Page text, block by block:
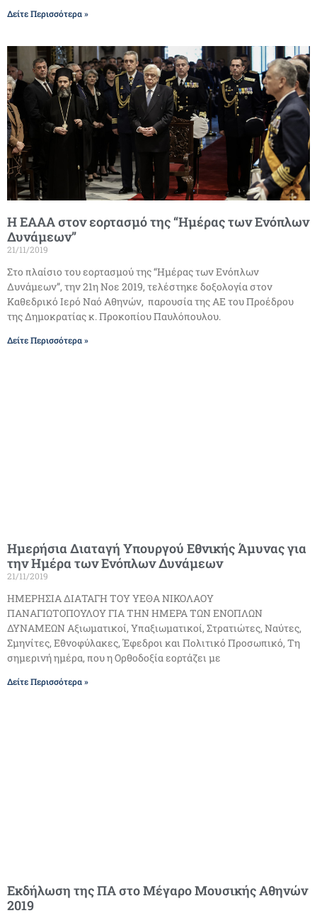
Δείτε Περισσότερα »
Η ΕΑΑΑ στον εορτασμό της “Ημέρας των Ενόπλων
Δυνάμεων”
21/11/2019
Στο πλαίσιο του εορτασμού της “Ημέρας των Ενόπλων
Δυνάμεων”, την 21η Νοε 2019, τελέστηκε δοξολογία στον
Καθεδρικό Ιερό Ναό Αθηνών, παρουσία της ΑΕ του Προέδρου
της Δημοκρατίας κ. Προκοπίου Παυλόπουλου.
Δείτε Περισσότερα »
Ημερήσια Διαταγή Υπουργού Εθνικής Άμυνας για
την Ημέρα των Ενόπλων Δυνάμεων
21/11/2019
ΗΜΕΡΗΣΙΑ ΔΙΑΤΑΓΗ ΤΟΥ ΥΕΘΑ ΝΙΚΟΛΑΟΥ
ΠΑΝΑΓΙΩΤΟΠΟΥΛΟΥ ΓΙΑ ΤΗΝ ΗΜΕΡΑ ΤΩΝ ΕΝΟΠΛΩΝ
ΔΥΝΑΜΕΩΝ Αξιωματικοί, Υπαξιωματικοί, Στρατιώτες, Ναύτες,
Σμηνίτες, Εθνοφύλακες, Έφεδροι και Πολιτικό Προσωπικό, Τη
σημερινή ημέρα, που η Ορθοδοξία εορτάζει με
Δείτε Περισσότερα »
Εκδήλωση της ΠΑ στο Μέγαρο Μουσικής Αθηνών
2019